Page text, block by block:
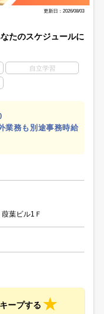
更新日：2026/08/03
たのスケジュールに
自立学習
業務も別途事務時給
葉ビル1Ｆ
キープする